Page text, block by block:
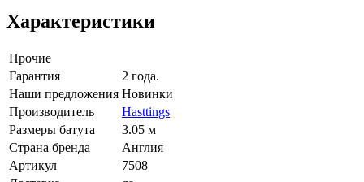
Характеристики
Прочие
Гарантия
2 года.
Наши предложения Новинки
Производитель
Hasttings
Размеры батута
3.05 м
Страна бренда
Англия
Артикул
7508